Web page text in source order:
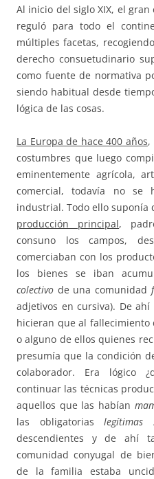
Al inicio del siglo XIX, el
reguló para todo el
múltiples facetas,
derecho consuetudinario
como fuente de normativa
siendo habitual desde
lógica de las cosas.
La Europa de hace 400 años,
costumbres que luego
eminentemente agrícola,
comercial, todavía no se
industrial. Todo ello suponía
producción principal,
consuno los campos,
comerciaban con los
los bienes se iban
colectivo de una comunidad
adjetivos en cursiva). De
hicieran que al
o alguno de ellos quienes
presumía que la condición
colaborador. Era lógico
continuar las técnicas
aquellos que las habían
las obligatoriaslegítimas
descendientes y de ahí
comunidad conyugal de
de la familia estaba